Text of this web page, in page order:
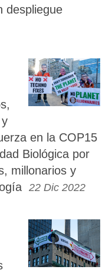
despliegue
en la COP15
Biológica por
millonarios y
22 Dic 2022